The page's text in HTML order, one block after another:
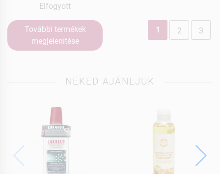
Elfogyott
További termékek
megjelenítése
1 2 3
NEKED AJÁNLJUK